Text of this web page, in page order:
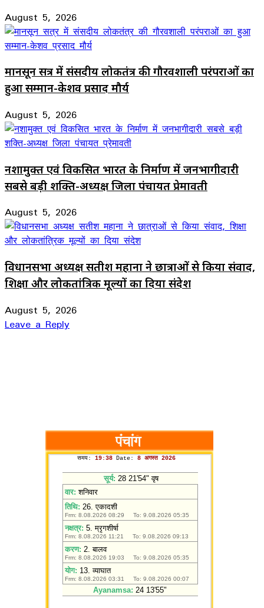
August 5, 2026
मानसून सत्र में संसदीय लोकतंत्र की गौरवशाली परंपराओं का
हुआ सम्मान-केशव प्रसाद मौर्य
August 5, 2026
नशामुक्त एवं विकसित भारत के निर्माण में जनभागीदारी
सबसे बड़ी शक्ति-अध्यक्ष जिला पंचायत प्रेमावती
August 5, 2026
विधानसभा अध्यक्ष सतीश महाना ने छात्राओं से किया संवाद,
शिक्षा और लोकतांत्रिक मूल्यों का दिया संदेश
August 5, 2026
Leave a Reply